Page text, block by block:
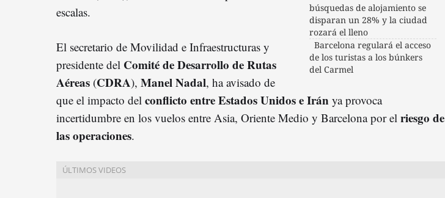
búsquedas de alojamiento se
disparan un 28% y la ciudad
rozará el lleno
Barcelona regulará el acceso
de los turistas a los búnkers
del Carmel
escalas.
El secretario de Movilidad e Infraestructuras y
presidente del Comité de Desarrollo de Rutas
Aéreas (CDRA), Manel Nadal, ha avisado de
que el impacto del conflicto entre Estados Unidos e Irán ya provoca
incertidumbre en los vuelos entre Asia, Oriente Medio y Barcelona por el riesgo de
lasoperaciones.